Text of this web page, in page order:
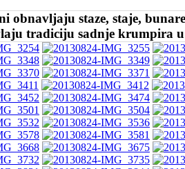
obnavljaju staze, staje,
tradiciju sadnje krumpira